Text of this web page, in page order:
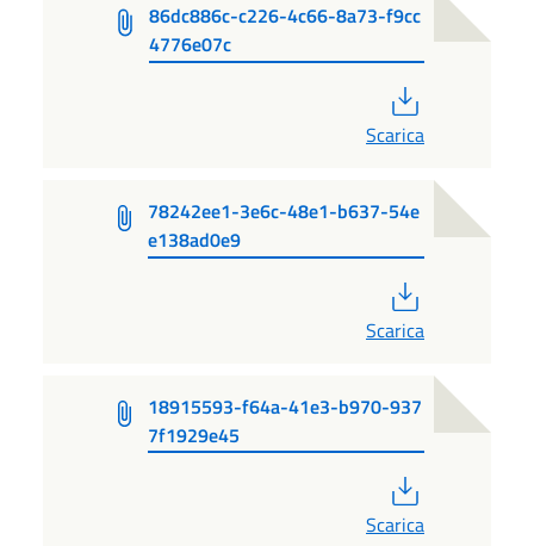
86dc886c-c226-4c66-8a73-f9cc
4776e07c
Scarica
78242ee1-3e6c-48e1-b637-54e
e138ad0e9
Scarica
18915593-f64a-41e3-b970-937
7f1929e45
Scarica